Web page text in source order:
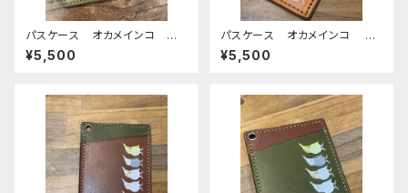
パスケース オカメインコ ぽ
わんシリーズ Green グリ
ーン おかめいんこ 栃木レザ
¥5,500
パスケース オカメインコ キ
ャメル おかめいんこ ぽわん
シリーズ 栃木レザー
¥5,500